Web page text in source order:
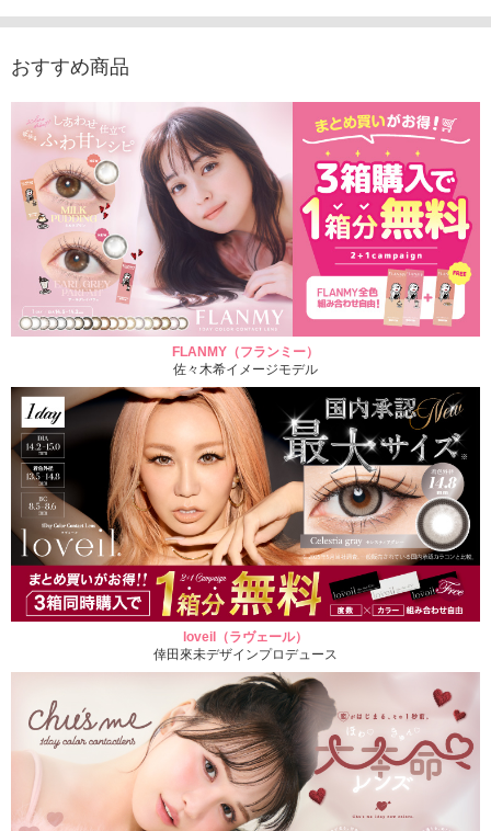
おすすめ商品
FLANMY（フランミー）
佐々木希イメージモデル
loveil（ラヴェール）
倖田來未デザインプロデュース